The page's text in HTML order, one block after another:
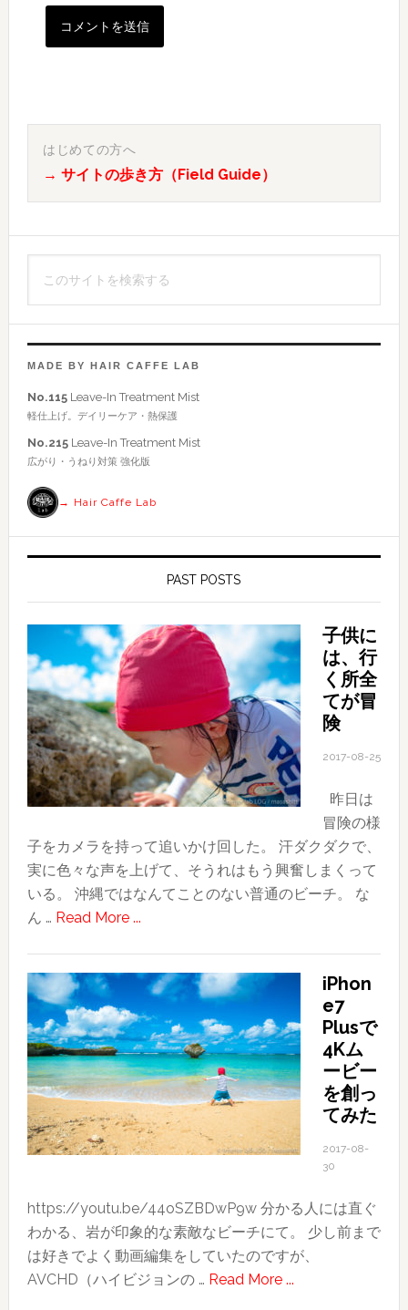
最
イ
バ
ー
はじめての方へ
→ サイトの歩き方（Field Guide）
ト
検
す
MADE BY HAIR CAFFE LAB
No.115Leave-In Treatment Mist
軽仕上げ。デイリーケア・熱保護
No.215Leave-In Treatment Mist
広がり・うねり対策 強化版
→ Hair Caffe Lab
PAST POSTS
子供に
は、行
く所全
てが冒
険
2017-08-25
昨日は
冒険の様
子をカメラを持って追いかけ回した。 汗ダクダクで、
実に色々な声を上げて、そうれはもう興奮しまくって
いる。 沖縄ではなんてことのない普通のビーチ。 な
ん … Read More ...about
に
は、
行
く
所
全
て
が
険
iPhon
e7
Plusで
4Kム
ービー
を創っ
てみた
2017-08-
30
https://youtu.be/44oSZBDwP9w 分かる人には直ぐ
わかる、岩が印象的な素敵なビーチにて。 少し前まで
は好きでよく動画編集をしていたのですが、
AVCHD（ハイビジョンの … Read More ...about